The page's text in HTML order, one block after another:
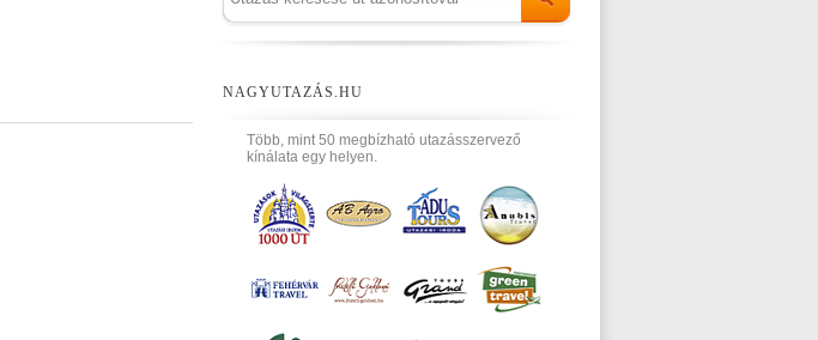
NAGYUTAZÁS.HU
Több, mint 50 megbízható utazásszervező
kínálata egy helyen.